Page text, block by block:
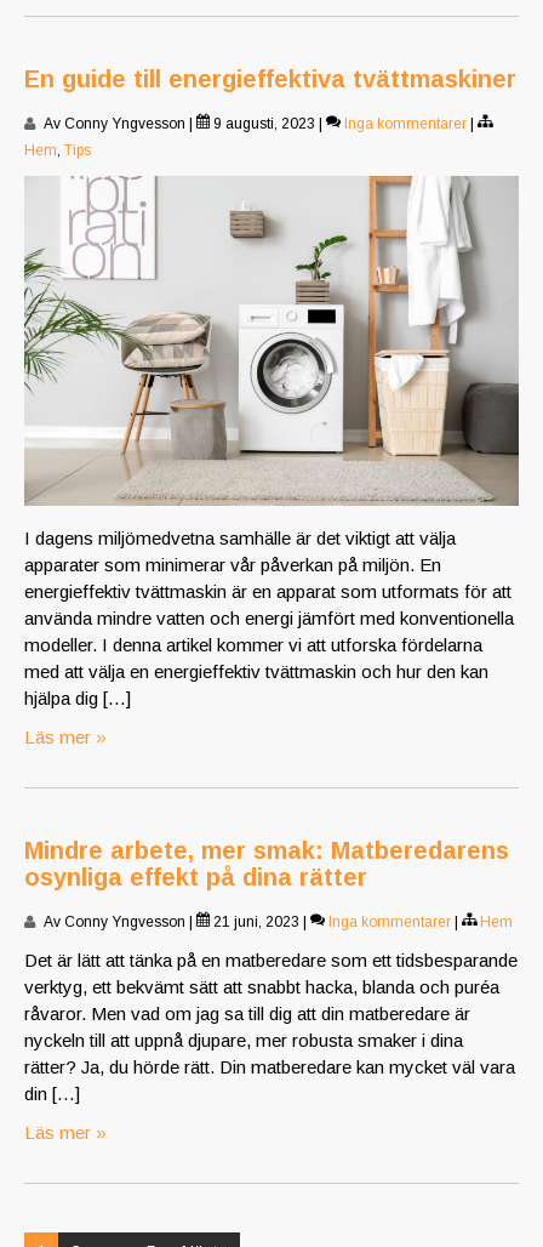
En guide till energieffektiva tvättmaskiner
Av Conny Yngvesson 9 augusti, 2023 Inga kommentarer
Hem, Tips
I dagens miljömedvetna samhälle är det viktigt att välja
apparater som minimerar vår påverkan på miljön. En
energieffektiv tvättmaskin är en apparat som utformats för att
använda mindre vatten och energi jämfört med konventionella
modeller. I denna artikel kommer vi att utforska fördelarna
med att välja en energieffektiv tvättmaskin och hur den kan
hjälpa dig […]
Läs mer »
Mindre arbete, mer smak: Matberedarens
osynliga effekt på dina rätter
Av Conny Yngvesson 21 juni, 2023 Inga kommentarer Hem
Det är lätt att tänka på en matberedare som ett tidsbesparande
verktyg, ett bekvämt sätt att snabbt hacka, blanda och puréa
råvaror. Men vad om jag sa till dig att din matberedare är
nyckeln till att uppnå djupare, mer robusta smaker i dina
rätter? Ja, du hörde rätt. Din matberedare kan mycket väl vara
din […]
Läs mer »